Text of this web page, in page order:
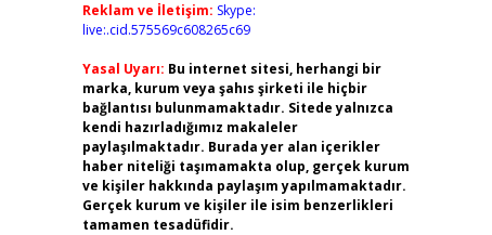
Reklam ve İletişim: Skype:
live:.cid.575569c608265c69
Yasal Uyarı: Bu internet sitesi, herhangi bir
marka, kurum veya şahıs şirketi ile hiçbir
bağlantısı bulunmamaktadır. Sitede yalnızca
kendi hazırladığımız makaleler
paylaşılmaktadır. Burada yer alan içerikler
haber niteliği taşımamakta olup, gerçek kurum
ve kişiler hakkında paylaşım yapılmamaktadır.
Gerçek kurum ve kişiler ile isim benzerlikleri
tamamen tesadüfidir.